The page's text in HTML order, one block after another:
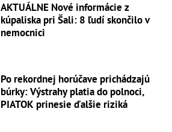
AKTUÁLNE Nové informácie z
kúpaliska pri Šali: 8 ľudí skončilo v
nemocnici
Po rekordnej horúčave prichádzajú
búrky: Výstrahy platia do polnoci,
PIATOK prinesie ďalšie riziká